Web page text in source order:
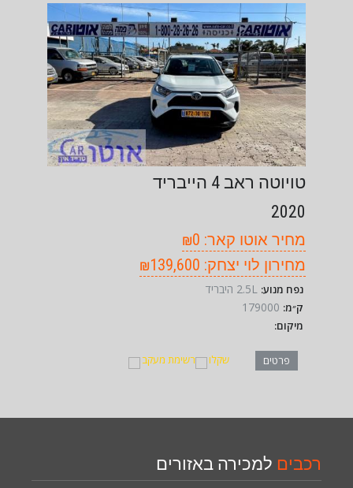
טויוטה ראב 4 הייבריד
2020
מחיר אוטו קאר: ₪0
מחירון לוי יצחק: ₪139,600
נפח מנוע:
ק״מ:
מיקום:
פרטים שקלו רשימת מעקב
רכבים למכירה באזורים